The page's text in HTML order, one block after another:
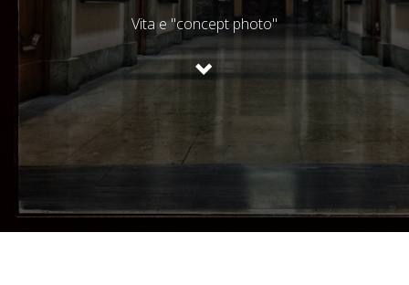
Vita e "concept photo"